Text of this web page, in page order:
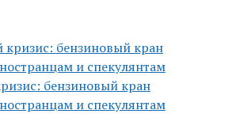
бензиновый кран
и спекулянтам